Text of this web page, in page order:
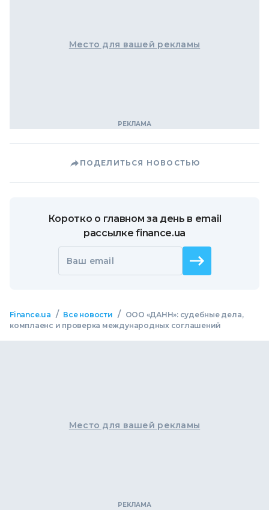
Место для вашей рекламы
ПОДЕЛИТЬСЯ НОВОСТЬЮ
Коротко о главном за день в email
рассылке finance.ua
Ваш email
Finance.ua / Все новости /
ООО «ДАНН»: судебные дела,
комплаенс и проверка международных соглашений
Место для вашей рекламы